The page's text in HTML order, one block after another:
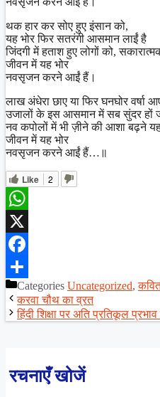
थक हार कर सोए हुए इंसान को,
यह भोर फिर सतरंगी आसमान लाईं है
जिंदगी में हताश हुए लोगों को,
जीवन में यह भोर
नवसृजन करने आईं हैं।
लाख अंधेरा छाए या फिर घनघोर वर्षा
उजालों के इस आसमान में सब सुंदर हों
नव कपोलों में भी ज़ीने की आशा बढ़ने
जीवन में यह भोर
नवसृजन करने आईं हैं…॥
Like 2
WhatsApp
X
Facebook
ShareCategories Uncategorized,
करवा चौथ का व्रत
हिंदी शिक्षा पर अति प्रतिकूल
रचनाएँ खोजें